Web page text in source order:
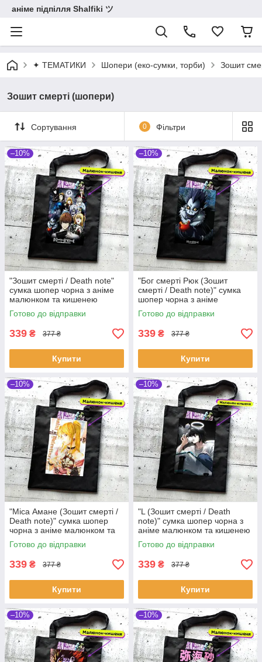
аніме підпілля Shalfiki ツ
✦ ТЕМАТИКИ Шопери (еко-сумки, торби) Зошит
Зошит смерті (шопери)
Сортування 0 Фільтри
–10%
"Зошит смерті / Death note"
сумка шопер чорна з аніме
малюнком та кишенею
Готово до відправки
339 ₴ 377 ₴
Купити
–10%
"Бог смерті Рюк (Зошит
смерті / Death note)" сумка
шопер чорна з аніме
малюнком та кишенею
Готово до відправки
339 ₴ 377 ₴
Купити
–10%
"Міса Амане (Зошит смерті /
Death note)" сумка шопер
чорна з аніме малюнком та
кишенею
Готово до відправки
339 ₴ 377 ₴
Купити
–10%
"L (Зошит смерті / Death
note)" сумка шопер чорна з
аніме малюнком та кишенею
Готово до відправки
339 ₴ 377 ₴
Купити
–10% –10%